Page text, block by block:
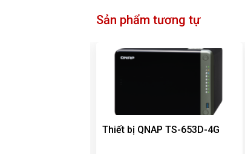
Sản phẩm tương tự
Thiết bị QNAP TS-653D-4G